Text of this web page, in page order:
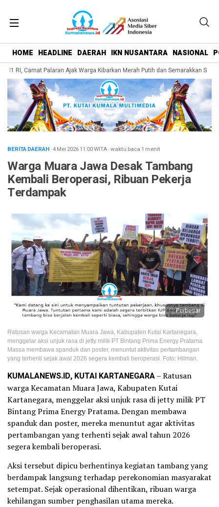
HOME HEADLINE DAERAH IKN NUSANTARA NASIONAL
RI, Camat Palaran Ajak Warga Kibarkan Merah Putih dan Semarakkan
BERITA DAERAH· 4 Mei 202611:00WITA·waktu baca 1 menit
Warga Muara Jawa Desak Tambang
Kembali Beroperasi, Ribuan Pekerja
Terdampak
Perbesar
Ratusan warga Kecamatan Muara Jawa, Kabupaten Kutai Kartanegara,
menggelar aksi unjuk rasa di jetty milik PT Bintang Prima Energy Pratama.
Massa membawa spanduk dan poster, menuntut aktivitas pertambangan
yang terhenti sejak awal 2026 segera kembali beroperasi. Foto: Hilman.
KUMALANEWS.ID, KUTAI KARTANEGARA– Ratusan
warga Kecamatan Muara Jawa, Kabupaten Kutai
Kartanegara, menggelar aksi unjuk rasa di jetty milik PT
Bintang Prima Energy Pratama. Dengan membawa
spanduk dan poster, mereka menuntut agar aktivitas
pertambangan yang terhenti sejak awal tahun 2026
segera kembali beroperasi.
Aksi tersebut dipicu berhentinya kegiatan tambang yang
berdampak langsung terhadap perekonomian masyarakat
setempat. Sejak operasional dihentikan, ribuan warga
kehilangan sumber penghasilan utama mereka.